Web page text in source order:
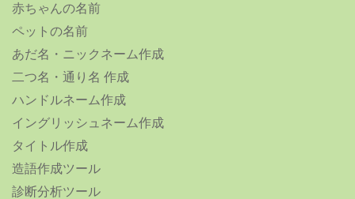
赤ちゃんの名前
ペットの名前
あだ名・ニックネーム作成
二つ名・通り名 作成
ハンドルネーム作成
イングリッシュネーム作成
タイトル作成
造語作成ツール
診断分析ツール